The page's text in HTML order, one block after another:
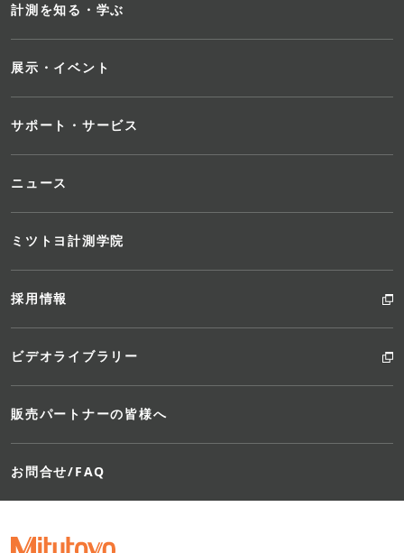
計測を知る・学ぶ
展示・イベント
サポート・サービス
ニュース
ミツトヨ計測学院
採用情報
ビデオライブラリー
販売パートナーの皆様へ
お問合せ/FAQ